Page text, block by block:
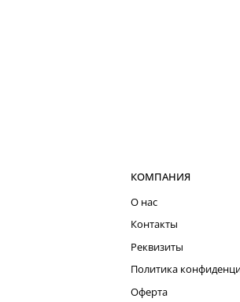
КОМПАНИЯ
О нас
Контакты
Реквизиты
Политика
Оферта